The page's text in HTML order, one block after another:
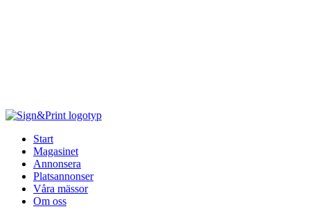
Start
Magasinet
Annonsera
Platsannonser
Våra mässor
Om oss